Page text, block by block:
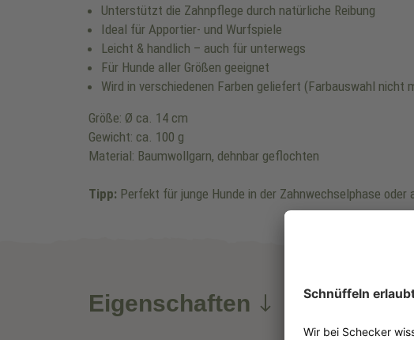
Unterstützt die Zahnpflege durch natürliche Reibung
Ideal für Apportier- und Wurfspiele
Leicht & handlich – auch für unterwegs
Für Hunde aller Größen geeignet
Wird in verschiedenen Farben geliefert (Farbauswahl nicht
Größe: Ø ca. 14 cm
Gewicht: ca. 100 g
Material: Baumwollgarn, dehnbar geflochten
Tipp: Perfekt für junge Hunde in der Zahnwechselphase
Eigenschaften